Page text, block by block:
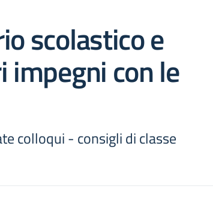
scolastico e
impegni con le
colloqui - consigli di classe